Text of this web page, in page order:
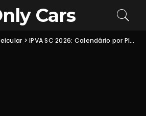
Cars
>IPVA SC 2026: Calendário por Placa, Como Pagar (DARE/Pix) e Regras Oficiais